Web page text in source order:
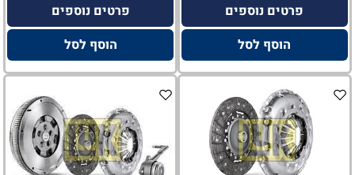
פרטים נוספים
הוסף לסל
פרטים נוספים
הוסף לסל